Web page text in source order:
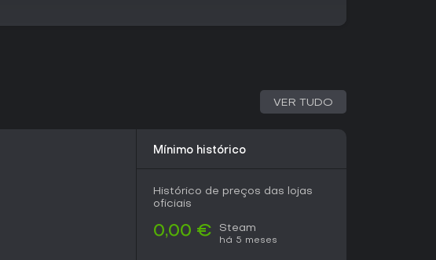
VER TUDO
Mínimo histórico
Histórico de preços das lojas
oficiais
0,00 € Steam
há 5 meses